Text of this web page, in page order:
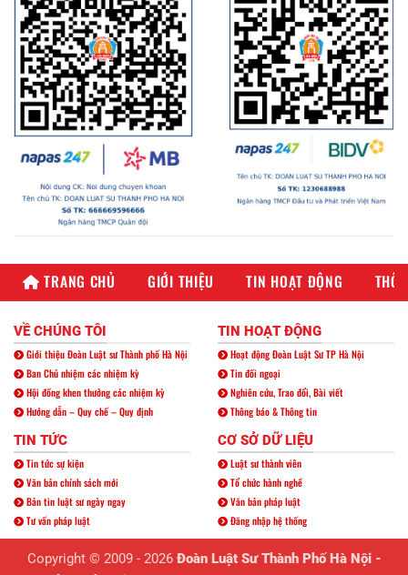
TRANG CHỦ GIỚI THIỆU TIN HOẠT ĐỘNG
VỀ CHÚNG TÔI
Giới thiệu Đoàn Luật sư Thành phố Hà Nội
Ban Chủ nhiệm các nhiệm kỳ
Hội đồng khen thưởng các nhiệm kỳ
Hướng dẫn – Quy chế – Quy định
TIN HOẠT ĐỘNG
Hoạt động Đoàn Luật Sư TP Hà Nội
Tin đối ngoại
Nghiên cứu, Trao đổi, Bài viết
Thông báo & Thông tin
TIN TỨC
Tin tức sự kiện
Văn bản chính sách mới
Bản tin luật sư ngày ngay
Tư vấn pháp luật
CƠ SỞ DỮ LIỆU
Luật sư thành viên
Tổ chức hành nghề
Văn bản pháp luật
Đăng nhập hệ thống
Copyright © 2009 - 2026Đoàn Luật Sư Thành Phố Hà Nội -